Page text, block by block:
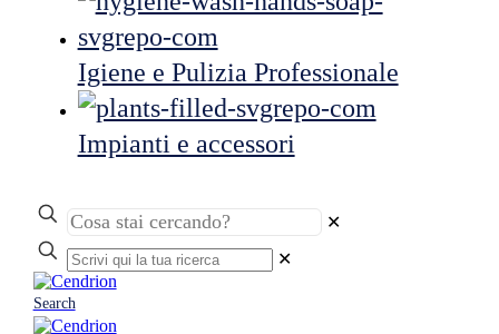
Igiene e Pulizia Professionale
Impianti e accessori
✕
✕
Search